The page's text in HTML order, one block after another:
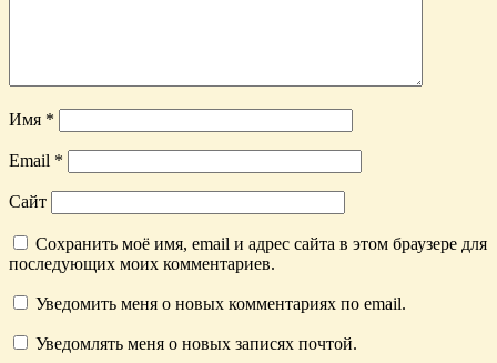
Имя *
Email *
Сайт
Сохранить моё имя, email и адрес сайта в этом браузере для
последующих моих комментариев.
Уведомить меня о новых комментариях по email.
Уведомлять меня о новых записях почтой.